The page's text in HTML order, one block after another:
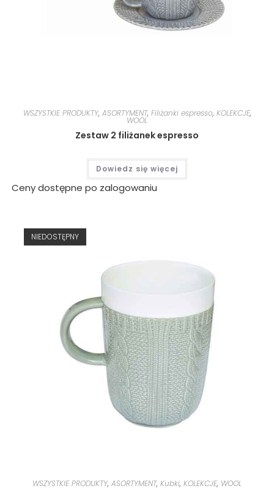
WSZYSTKIE PRODUKTY, ASORTYMENT, Filiżanki espresso, KOLEKCJE,
WOOL
Zestaw 2 filiżanek espresso
Dowiedz się więcej
Ceny dostępne po zalogowaniu
NIEDOSTĘPNY
WSZYSTKIE PRODUKTY, ASORTYMENT, Kubki, KOLEKCJE, WOOL